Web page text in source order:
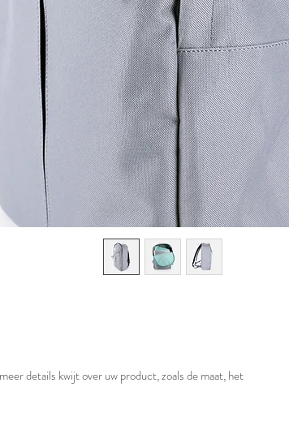
details kwijt over uw product, zoals de maat, het